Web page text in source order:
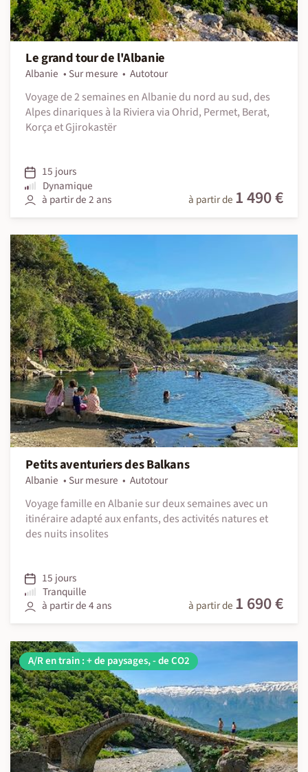
Le grand tour de l'Albanie
Albanie Sur mesure
Autotour
Voyage de 2 semaines en Albanie du nord au sud, des
Alpes dinariques à la Riviera via Ohrid, Permet, Berat,
Korça et Gjirokastër
15 jours
Dynamique
à partir de 2 ans
à partir de 1 490 €
Petits aventuriers des Balkans
Albanie Sur mesure
Autotour
Voyage famille en Albanie sur deux semaines avec un
itinéraire adapté aux enfants, des activités natures et
des nuits insolites
15 jours
Tranquille
à partir de 4 ans
à partir de 1 690 €
A/R en train : + de paysages, - de CO2